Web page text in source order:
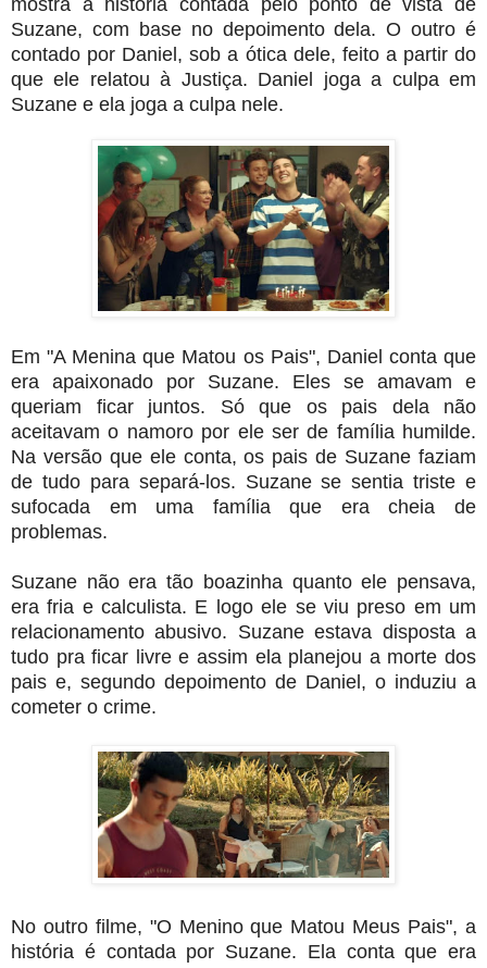
Suzane, com base no depoimento dela. O outro é
contado por Daniel, sob a ótica dele, feito a partir do
que ele relatou à Justiça. Daniel joga a culpa em
Suzane e ela joga a culpa nele.
Em "A Menina que Matou os Pais", Daniel conta que
era apaixonado por Suzane. Eles se amavam e
queriam ficar juntos. Só que os pais dela não
aceitavam o namoro por ele ser de família humilde.
Na versão que ele conta, os pais de Suzane faziam
de tudo para separá-los. Suzane se sentia triste e
sufocada em uma família que era cheia de
problemas.
Suzane não era tão boazinha quanto ele pensava,
era fria e calculista. E logo ele se viu preso em um
relacionamento abusivo. Suzane estava disposta a
tudo pra ficar livre e assim ela planejou a morte dos
pais e, segundo depoimento de Daniel, o induziu a
cometer o crime.
No outro filme, "O Menino que Matou Meus Pais", a
história é contada por Suzane. Ela conta que era